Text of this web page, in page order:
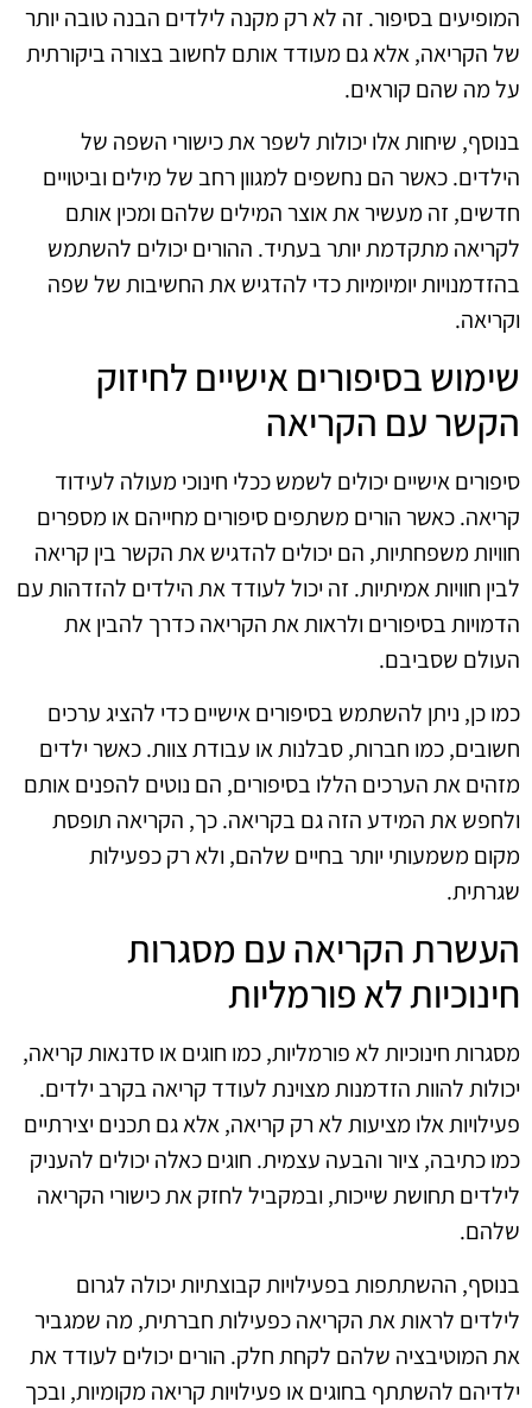
המופיעים בסיפור. זה לא רק מקנה לילדים הבנה טובה יותר
של הקריאה, אלא גם מעודד אותם לחשוב בצורה ביקורתית
על מה שהם קוראים.
בנוסף, שיחות אלו יכולות לשפר את כישורי השפה של
הילדים. כאשר הם נחשפים למגוון רחב של מילים וביטויים
חדשים, זה מעשיר את אוצר המילים שלהם ומכין אותם
לקריאה מתקדמת יותר בעתיד. ההורים יכולים להשתמש
בהזדמנויות יומיומיות כדי להדגיש את החשיבות של שפה
וקריאה.
שימוש בסיפורים אישיים לחיזוק
הקשר עם הקריאה
סיפורים אישיים יכולים לשמש ככלי חינוכי מעולה לעידוד
קריאה. כאשר הורים משתפים סיפורים מחייהם או מספרים
חוויות משפחתיות, הם יכולים להדגיש את הקשר בין קריאה
לבין חוויות אמיתיות. זה יכול לעודד את הילדים להזדהות עם
הדמויות בסיפורים ולראות את הקריאה כדרך להבין את
העולם שסביבם.
כמו כן, ניתן להשתמש בסיפורים אישיים כדי להציג ערכים
חשובים, כמו חברות, סבלנות או עבודת צוות. כאשר ילדים
מזהים את הערכים הללו בסיפורים, הם נוטים להפנים אותם
ולחפש את המידע הזה גם בקריאה. כך, הקריאה תופסת
מקום משמעותי יותר בחיים שלהם, ולא רק כפעילות
שגרתית.
העשרת הקריאה עם מסגרות
חינוכיות לא פורמליות
מסגרות חינוכיות לא פורמליות, כמו חוגים או סדנאות קריאה,
יכולות להוות הזדמנות מצוינת לעודד קריאה בקרב ילדים.
פעילויות אלו מציעות לא רק קריאה, אלא גם תכנים יצירתיים
כמו כתיבה, ציור והבעה עצמית. חוגים כאלה יכולים להעניק
לילדים תחושת שייכות, ובמקביל לחזק את כישורי הקריאה
שלהם.
בנוסף, ההשתתפות בפעילויות קבוצתיות יכולה לגרום
לילדים לראות את הקריאה כפעילות חברתית, מה שמגביר
את המוטיבציה שלהם לקחת חלק. הורים יכולים לעודד את
ילדיהם להשתתף בחוגים או פעילויות קריאה מקומיות, ובכך